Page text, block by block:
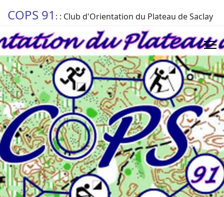
COPS 91 : : Club d'Orientation du Plateau de Saclay